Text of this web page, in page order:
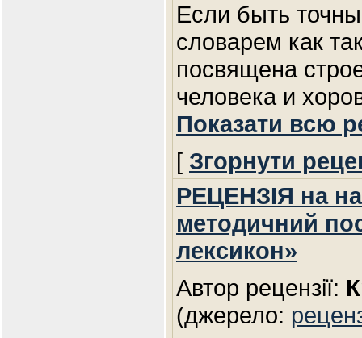
Если быть
словарем как
посвящена
человека и
Показати всю
[ Згорнути
РЕЦЕНЗІЯ на
методичний
лексикон»
Автор рецензії:
(джерело: